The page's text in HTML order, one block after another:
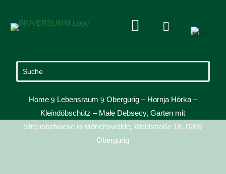
 
Home 9 Lebensraum 9 Obergurig – Hornja Hórka –
Kleindöbschütz – Małe Debsecy, Garten mit
Streuobstwiese in Mönchswalde, Waldstraße 18, 0269
Obergurig